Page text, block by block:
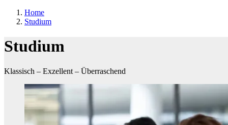
Home
Studium
Studium
Klassisch – Exzellent – Überraschend